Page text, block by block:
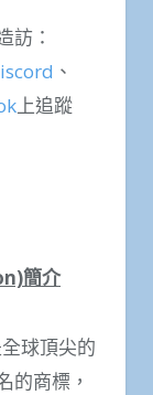
訪：
、
上追蹤
簡介
球頂尖的
的商標，